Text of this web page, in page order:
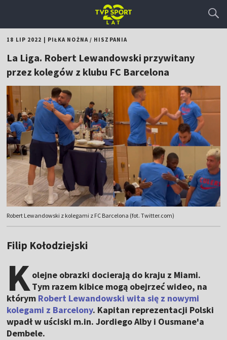
18 LIP 2022 PIŁKA NOŻNA/ HISZPANIA
La Liga. Robert Lewandowski przywitany
przez kolegów z klubu FC Barcelona
Robert Lewandowski z kolegami z FC Barcelona (fot. Twitter.com)
Filip Kołodziejski
Kolejne obrazki docierają do kraju z Miami.
Tym razem kibice mogą obejrzeć wideo, na
którym Robert Lewandowski wita się z nowymi
kolegami z Barcelony. Kapitan reprezentacji Polski
wpadł w uściski m.in. Jordiego Alby i Ousmane'a
Dembele.